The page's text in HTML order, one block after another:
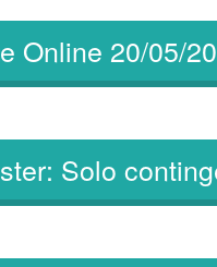
Online 20/05/
Solo